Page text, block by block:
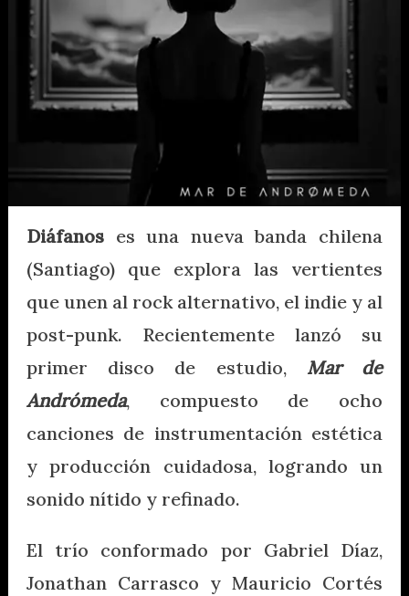
Diáfanoses una nueva banda chilena
(Santiago) que explora las vertientes
que unen al rock alternativo, el indie y al
post-punk. Recientemente lanzó su
primer disco de estudio, Mar de
Andrómeda, compuesto de ocho
canciones de instrumentación estética
y producción cuidadosa, logrando un
sonido nítido y refinado.
El trío conformado por Gabriel Díaz,
Jonathan Carrasco y Mauricio Cortés